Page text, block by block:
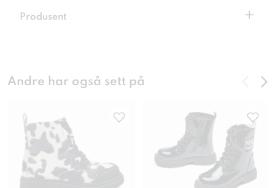
Produsent +
Andre har også sett på